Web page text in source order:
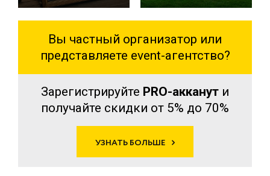
Вы частный организатор или
представляете event-агентство?
Зарегистрируйте PRO-акканут и
получайте скидки от 5% до 70%
УЗНАТЬ БОЛЬШЕ